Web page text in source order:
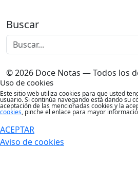
Buscar
© 2026 Doce Notas — Todos los
Uso de cookies
Este sitio web utiliza cookies para que usted
usuario. Si continúa navegando está dando su
aceptación de las mencionadas cookies y la
cookies, pinche el enlace para mayor
ACEPTAR
Aviso de cookies